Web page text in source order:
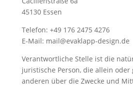
45130 Essen
Telefon: +49 176 2475 4276
E-Mail: mail@evaklapp-design.de
Verantwortliche Stelle ist die
juristische Person, die allein oder
anderen über die Zwecke und